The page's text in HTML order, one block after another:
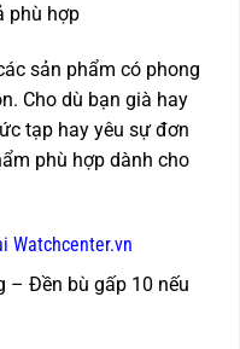
phù hợp
sản phẩm có phong
Cho dù bạn già hay
tạp hay yêu sự đơn
phù hợp dành cho
Watchcenter.vn
– Đền bù gấp 10 nếu